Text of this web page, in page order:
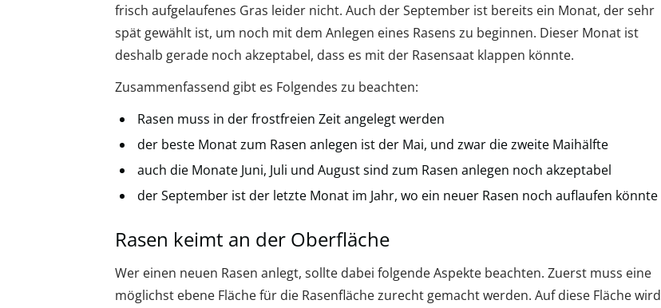
frisch aufgelaufenes Gras leider nicht. Auch der September ist bereits ein Monat, der sehr
spät gewählt ist, um noch mit dem Anlegen eines Rasens zu beginnen. Dieser Monat ist
deshalb gerade noch akzeptabel, dass es mit der Rasensaat klappen könnte.
Zusammenfassend gibt es Folgendes zu beachten:
Rasen muss in der frostfreien Zeit angelegt werden
der beste Monat zum Rasen anlegen ist der Mai, und zwar die zweite Maihälfte
auch die Monate Juni, Juli und August sind zum Rasen anlegen noch akzeptabel
der September ist der letzte Monat im Jahr, wo ein neuer Rasen noch auflaufen könnte
Rasen keimt an der Oberfläche
Wer einen neuen Rasen anlegt, sollte dabei folgende Aspekte beachten. Zuerst muss eine
möglichst ebene Fläche für die Rasenfläche zurecht gemacht werden. Auf diese Fläche wird